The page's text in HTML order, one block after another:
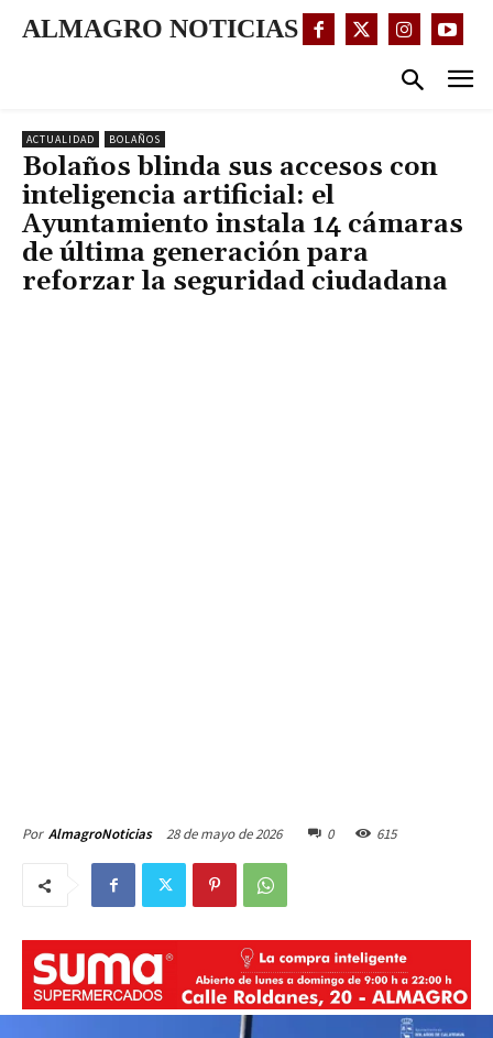
ALMAGRO NOTICIAS
ACTUALIDAD BOLAÑOS
Bolaños blinda sus accesos con
inteligencia artificial: el
Ayuntamiento instala 14 cámaras
de última generación para
reforzar la seguridad ciudadana
Por AlmagroNoticias 28 de mayo de 2026 0 615